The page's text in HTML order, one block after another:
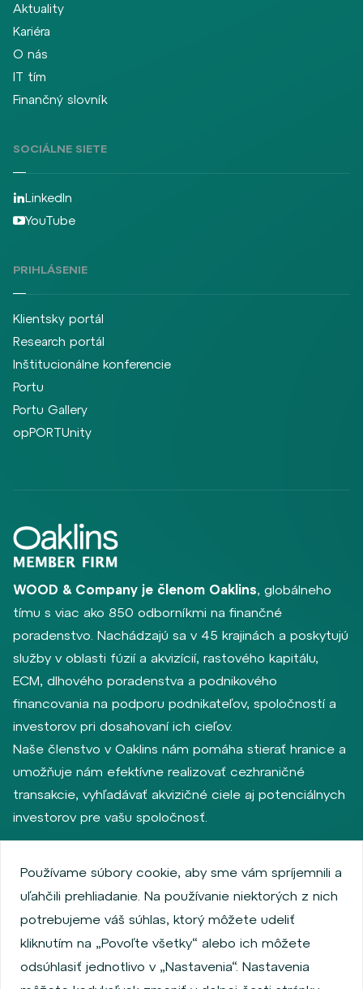
Aktuality
Kariéra
O nás
IT tím
Finančný slovník
SOCIÁLNE SIETE
LinkedIn
YouTube
PRIHLÁSENIE
Klientsky portál
Research portál
Inštitucionálne konferencie
Portu
Portu Gallery
opPORTUnity
WOOD & Company je členom Oaklins, globálneho
tímu s viac ako 850 odborníkmi na finančné
poradenstvo. Nachádzajú sa v 45 krajinách a poskytujú
služby v oblasti fúzií a akvizícií, rastového kapitálu,
ECM, dlhového poradenstva a podnikového
financovania na podporu podnikateľov, spoločností a
investorov pri dosahovaní ich cieľov.
Naše členstvo v Oaklins nám pomáha stierať hranice a
umožňuje nám efektívne realizovať cezhraničné
transakcie, vyhľadávať akvizičné ciele aj potenciálnych
investorov pre vašu spoločnosť.
Zásady ochrany osobných údajov
Používanie súborov cookie
Informácie o emitentoch
Zamestnanecký akciový program
Povinne zverejňované informácie
Finančná výkonnosť
Regulation S, Rule 144a
MiFID Information
Používame súbory cookie, aby sme vám spríjemnili a
uľahčili prehliadanie. Na používanie niektorých z nich
potrebujeme váš súhlas, ktorý môžete udeliť
kliknutím na „Povoľte všetky“ alebo ich môžete
odsúhlasiť jednotlivo v „Nastavenia“. Nastavenia